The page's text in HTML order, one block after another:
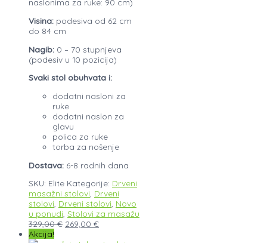
naslonima za ruke: 90 cm)
Visina: podesiva od 62 cm
do 84 cm
Nagib: 0 – 70 stupnjeva
(podesiv u 10 pozicija)
Svaki stol obuhvata i:
dodatni nasloni za
ruke
dodatni naslon za
glavu
polica za ruke
torba za nošenje
Dostava: 6-8 radnih dana
SKU: Elite Kategorije: Drveni
masažni stolovi, Drveni
stolovi, Drveni stolovi, Novo
u ponudi, Stolovi za masažu
329,00€ 269,00 €
Akcija!